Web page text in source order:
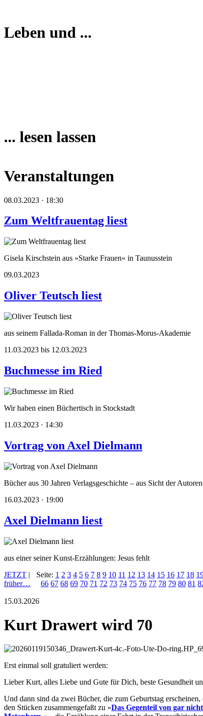
Leben und ...
... lesen lassen
Veranstaltungen
08.03.2023 · 18:30
Zum Weltfrauentag liest
Gisela Kirschstein aus »Starke Frauen« in Taunusstein
09.03.2023
Oliver Teutsch liest
aus seinem Fallada-Roman in der Thomas-Morus-Akademie
11.03.2023 bis 12.03.2023
Buchmesse im Ried
Wir haben einen Büchertisch in Stockstadt
11.03.2023 · 14:30
Vortrag von Axel Dielmann
Bücher aus 30 Jahren Verlagsgeschichte – aus Sicht der Autoren
16.03.2023 · 19:00
Axel Dielmann liest
aus einer seiner Kunst-Erzählungen: Jesus fehlt
JETZT |
früher…
Seite: 1 2 3 4 5 6 7 8 9 10 11 12 13 14 15 16 17 18
66 67 68 69 70 71 72 73 74 75 76 77 78 79 80 81
15.03.2026
Kurt Drawert wird 70
Erst einmal soll gratuliert werden:
Lieber Kurt, alles Liebe und Gute für Dich, beste Gesundheit
Und dann sind da zwei Bücher, die zum Geburtstag
den Stücken zusammengefaßt zu »Das Gegenteil von gar